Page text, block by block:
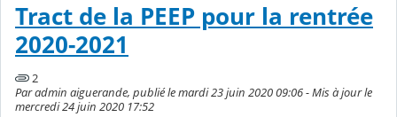
Tract de la PEEP pour la rentrée
2020-2021
2
Par admin aiguerande, publié le mardi 23 juin 2020 09:06 - Mis à jour le
mercredi 24 juin 2020 17:52